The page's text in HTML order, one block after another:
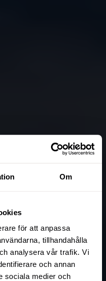
Om
för att anpassa
tillhandahålla
analysera vår trafik. Vi
och annan
sociala medier och